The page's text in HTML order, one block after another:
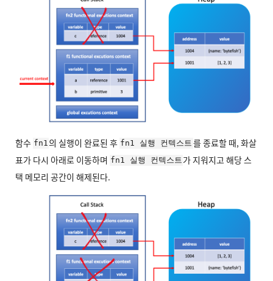
함수 fn1의 실행이 완료된 후 fn1 실행 컨텍스트 를 종료할 때, 화살
표가 다시 아래로 이동하며 fn1 실행 컨텍스트 가 지워지고 해당 스
택 메모리 공간이 해제된다.